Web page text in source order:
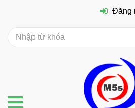
Đăng